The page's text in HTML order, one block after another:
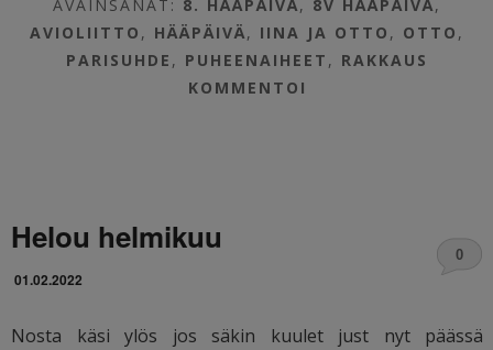
AVAINSANAT: 8. HÄÄPÄIVÄ, 8V HÄÄPÄIVÄ,
AVIOLIITTO , HÄÄPÄIVÄ, IINA JA OTTO , OTTO ,
PARISUHDE , PUHEENAIHEET , RAKKAUS
KOMMENTOI
Helou helmikuu
01.02.2022
0
Nosta käsi ylös jos säkin kuulet just nyt päässä